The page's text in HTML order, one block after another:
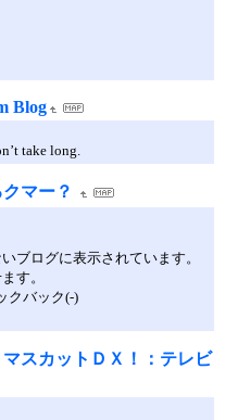
Blog
take long.
マー？
ブログに表示されています。
す。
クバック(-)
スカットＤＸ！：テレビ